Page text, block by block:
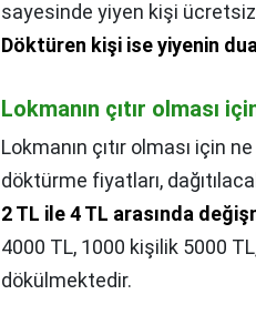
sayesinde yiyen kişi
Döktüren kişi ise yiyenin
Lokmanın çıtır olması
Lokmanın çıtır olması için
döktürme fiyatları,
2 TL ile 4 TL arasında
4000 TL, 1000 kişilik 5000
dökülmektedir.